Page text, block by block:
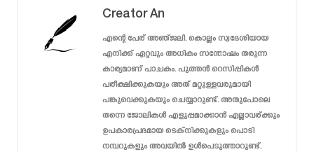
Creator An
എന്റെ പേര് അഞ്ജലി. കൊല്ലം സ്വദേശിയായ
എനിക്ക് ഏറ്റവും അധികം സന്തോഷം തരുന്ന
കാര്യമാണ് പാചകം. പുത്തൻ റെസിപ്പികൾ
പരീക്ഷിക്കുകയും അത് മറ്റുള്ളവരുമായി
പങ്കുവെക്കുകയും ചെയ്യാറുണ്ട്. അതുപോലെ
തന്നെ ജോലികൾ എളുപ്പമാക്കാൻ എല്ലാവര്ക്കും
ഉപകാരപ്രദമായ ടെക്‌നിക്കുകളും പൊടി
നമ്പറുകളും അവയിൽ ഉൾപെടുത്താറുണ്ട്.